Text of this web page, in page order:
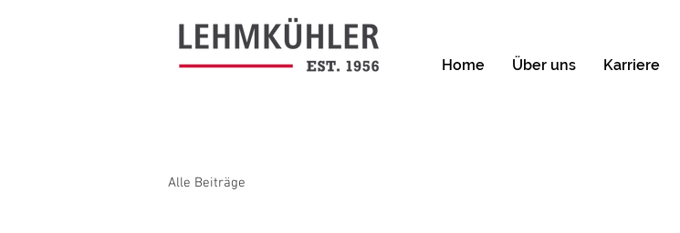
Home Über uns Karriere
Alle Beiträge